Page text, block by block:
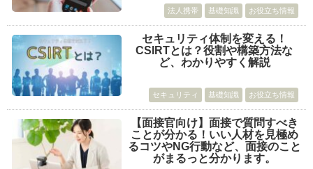
法人携帯 基礎知識 お役立ち情報
セキュリティ体制を変える！
CSIRTとは？役割や構築方法な
ど、わかりやすく解説
セキュリティ 基礎知識 お役立ち情報
【面接官向け】面接で質問すべき
ことが分かる！いい人材を見極め
るコツやNG行動など、面接のこと
がまるっと分かります。